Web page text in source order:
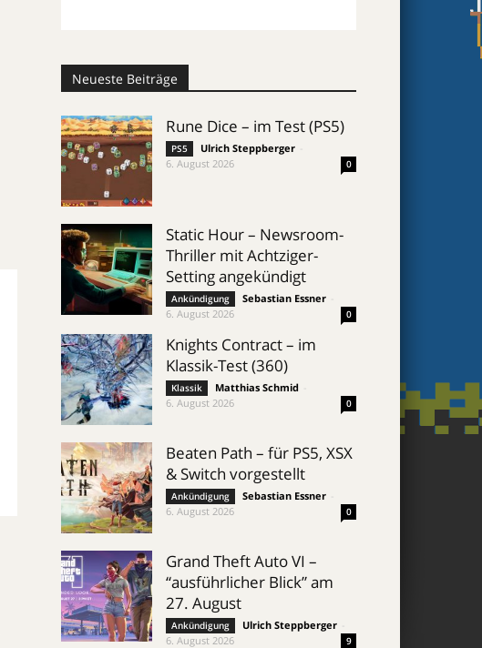
Neueste Beiträge
Rune Dice – im Test (PS5)
PS5 Ulrich Steppberger
6. August 2026
0
Static Hour – Newsroom-
Thriller mit Achtziger-
Setting angekündigt
Ankündigung Sebastian Essner
6. August 2026
0
Knights Contract – im
Klassik-Test (360)
Klassik Matthias Schmid
6. August 2026
0
Beaten Path – für PS5, XSX
& Switch vorgestellt
Ankündigung Sebastian Essner
6. August 2026
0
Grand Theft Auto VI –
“ausführlicher Blick” am
27. August
Ankündigung Ulrich Steppberger
6. August 2026
9